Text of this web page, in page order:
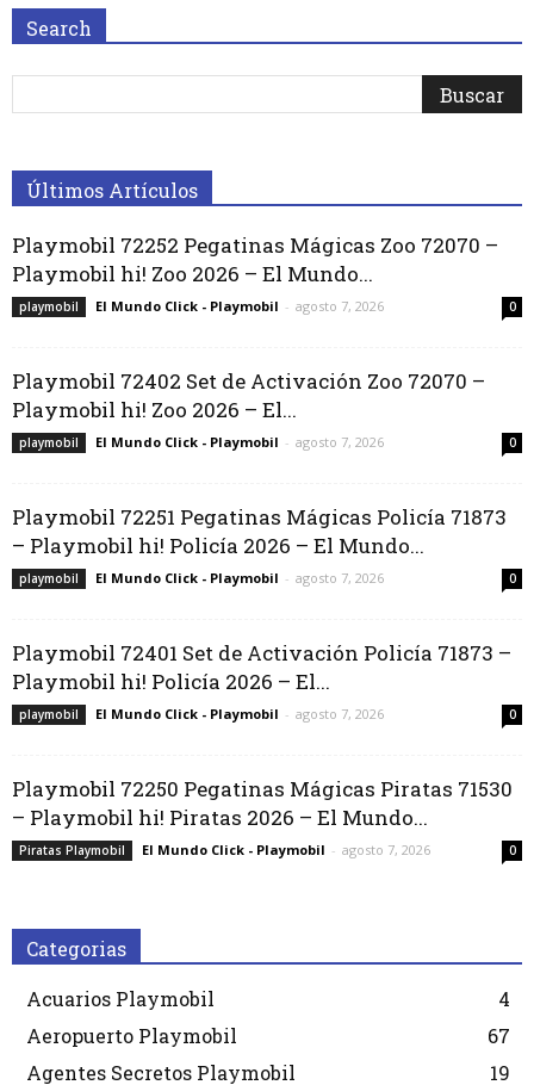
Search
Últimos Artículos
Playmobil 72252 Pegatinas Mágicas Zoo 72070 –
Playmobil hi! Zoo 2026 – El Mundo...
playmobil El Mundo Click - Playmobil - agosto 7, 2026 0
Playmobil 72402 Set de Activación Zoo 72070 –
Playmobil hi! Zoo 2026 – El...
playmobil El Mundo Click - Playmobil - agosto 7, 2026 0
Playmobil 72251 Pegatinas Mágicas Policía 71873
– Playmobil hi! Policía 2026 – El Mundo...
playmobil El Mundo Click - Playmobil - agosto 7, 2026 0
Playmobil 72401 Set de Activación Policía 71873 –
Playmobil hi! Policía 2026 – El...
playmobil El Mundo Click - Playmobil - agosto 7, 2026 0
Playmobil 72250 Pegatinas Mágicas Piratas 71530
– Playmobil hi! Piratas 2026 – El Mundo...
Piratas Playmobil El Mundo Click - Playmobil - agosto 7, 2026 0
Categorias
Acuarios Playmobil
4
Aeropuerto Playmobil
67
Agentes Secretos Playmobil
19